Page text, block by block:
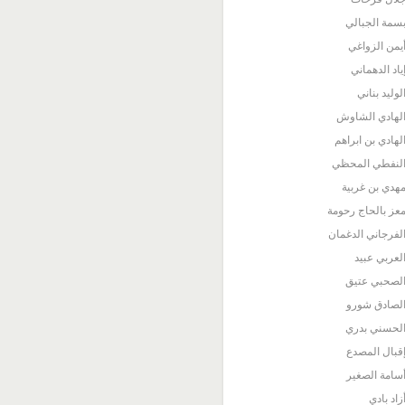
بسمة الجبالي
أيمن الزواغي
إياد الدهماني
الوليد بناني
الهادي الشاوش
الهادي بن ابراهم
النفطي المحظي
مهدي بن غربية
معز بالحاج رحومة
الفرجاني الدغمان
العربي عبيد
الصحبي عتيق
الصادق شورو
الحسني بدري
إقبال المصدع
أسامة الصغير
أزاد بادي